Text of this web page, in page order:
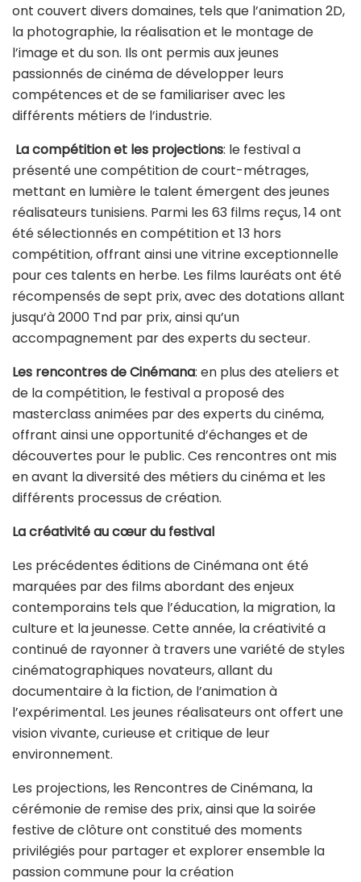
ont couvert divers domaines, tels que l’animation 2D,
la photographie, la réalisation et le montage de
l’image et du son. Ils ont permis aux jeunes
passionnés de cinéma de développer leurs
compétences et de se familiariser avec les
différents métiers de l’industrie.
La compétition et les projections: le festival a
présenté une compétition de court-métrages,
mettant en lumière le talent émergent des jeunes
réalisateurs tunisiens. Parmi les 63 films reçus, 14 ont
été sélectionnés en compétition et 13 hors
compétition, offrant ainsi une vitrine exceptionnelle
pour ces talents en herbe. Les films lauréats ont été
récompensés de sept prix, avec des dotations allant
jusqu’à 2000 Tnd par prix, ainsi qu’un
accompagnement par des experts du secteur.
Les rencontres de Cinémana: en plus des ateliers et
de la compétition, le festival a proposé des
masterclass animées par des experts du cinéma,
offrant ainsi une opportunité d’échanges et de
découvertes pour le public. Ces rencontres ont mis
en avant la diversité des métiers du cinéma et les
différents processus de création.
La créativité au cœur du festival
Les précédentes éditions de Cinémana ont été
marquées par des films abordant des enjeux
contemporains tels que l’éducation, la migration, la
culture et la jeunesse. Cette année, la créativité a
continué de rayonner à travers une variété de styles
cinématographiques novateurs, allant du
documentaire à la fiction, de l’animation à
l’expérimental. Les jeunes réalisateurs ont offert une
vision vivante, curieuse et critique de leur
environnement.
Les projections, les Rencontres de Cinémana, la
cérémonie de remise des prix, ainsi que la soirée
festive de clôture ont constitué des moments
privilégiés pour partager et explorer ensemble la
passion commune pour la création